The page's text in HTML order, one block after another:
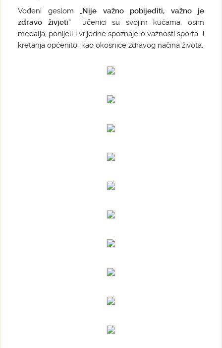
Vođeni geslom „Nije važno pobijediti, važno je
zdravo živjeti“ učenici su svojim kućama, osim
medalja, ponijeli i vrijedne spoznaje o važnosti sporta i
kretanja općenito kao okosnice zdravog načina života.